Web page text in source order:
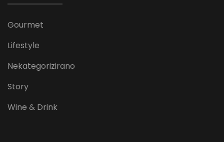
Gourmet
Lifestyle
Nekategorizirano
Story
Wine & Drink